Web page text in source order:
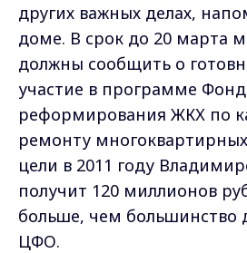
других важных делах,
доме. В срок до 20 марта
должны сообщить о
участие в программе
реформирования ЖКХ по
ремонту
цели в 2011 году
получит 120 миллионов
больше, чем большинство
ЦФО.